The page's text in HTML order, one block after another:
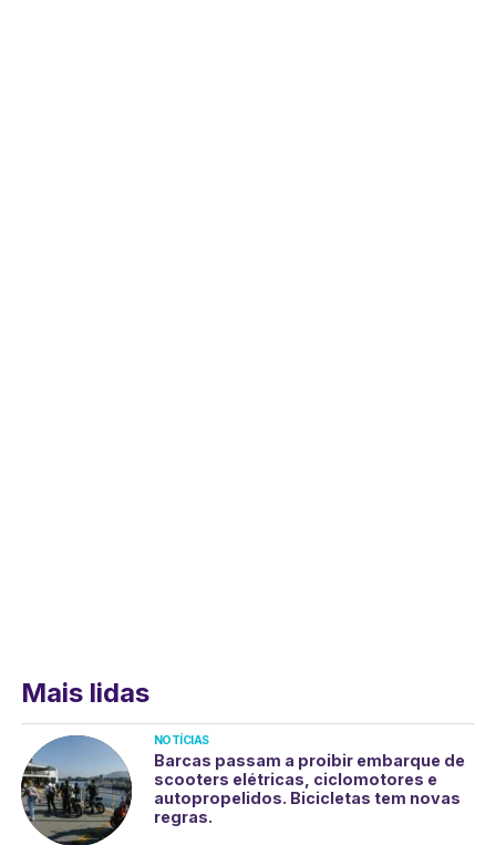
Mais lidas
NOTÍCIAS
Barcas passam a proibir embarque de
scooters elétricas, ciclomotores e
autopropelidos. Bicicletas tem novas
regras.